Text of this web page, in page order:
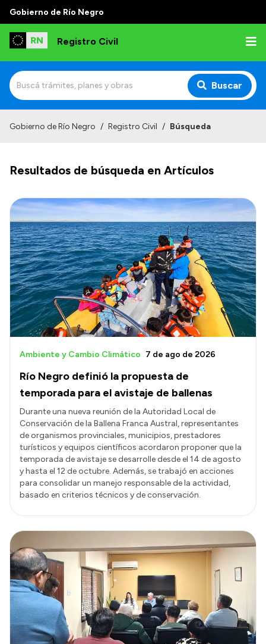
Gobierno de Río Negro
Registro Civil
Buscar
Misión
Autoridades
Delegaciones
Estadísticas de hechos vitales
Transparencia
Presupuesto
Boletín Oficial
Compras y licitaciones
Consulta de pago a proveedores
Convocatorias
Intranet
Login
Gobierno de Río Negro / Registro Civil / Búsqueda
Resultados de búsqueda en Artículos
Río Negro definió la propuesta de
temporada para el avistaje de ballenas
Ambiente y Cambio Climático 7 de ago de 2026
Durante una nueva reunión de la Autoridad Local de
Conservación de la Ballena Franca Austral, representantes
de organismos provinciales, municipios, prestadores
turísticos y equipos científicos acordaron proponer que la
temporada de avistaje se desarrolle desde el 14 de agosto
y hasta el 12 de octubre. Además, se trabajó en acciones
para consolidar un manejo responsable de la actividad,
basado en criterios técnicos y de conservación.